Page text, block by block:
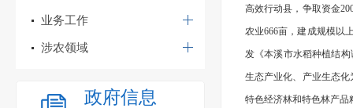
业务工作
涉农领域
政府信息
高效行动县，争取资金
农业666亩，建成规模以
发《本溪市水稻种植结
生态产业化、产业生态
特色经济林和特色林产品